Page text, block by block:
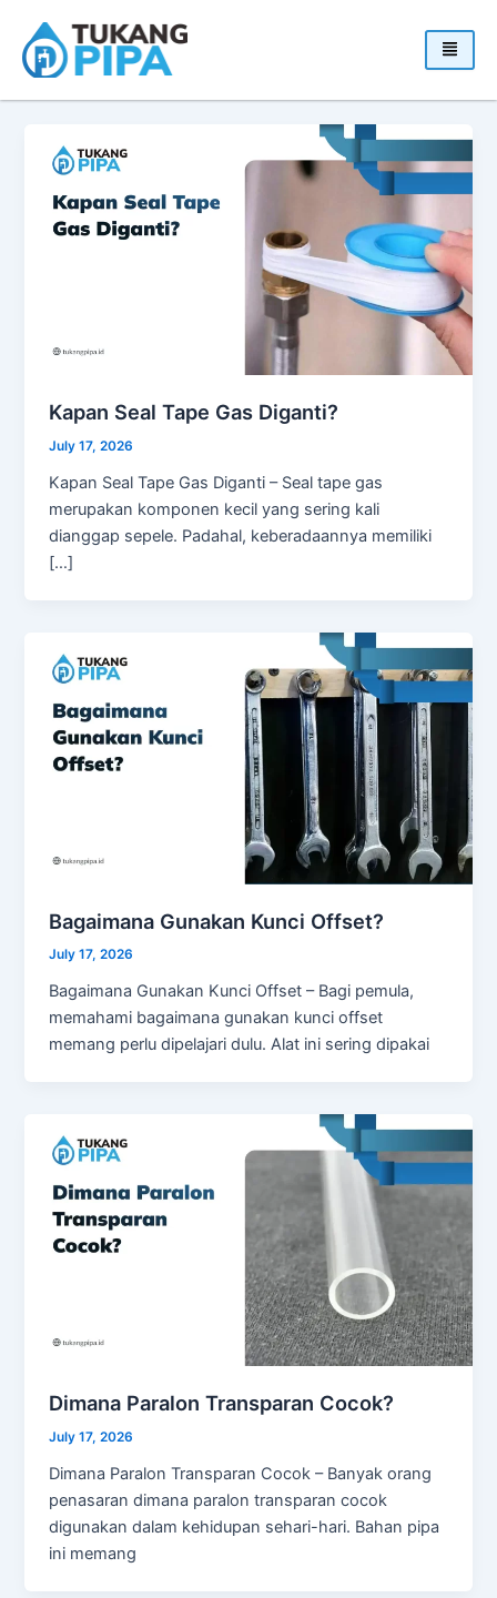
content
Kapan Seal Tape Gas Diganti?
July 17, 2026
Kapan Seal Tape Gas Diganti – Seal tape gas
merupakan komponen kecil yang sering kali
dianggap sepele. Padahal, keberadaannya memiliki
[…]
Bagaimana Gunakan Kunci Offset?
July 17, 2026
Bagaimana Gunakan Kunci Offset – Bagi pemula,
memahami bagaimana gunakan kunci offset
memang perlu dipelajari dulu. Alat ini sering dipakai
Dimana Paralon Transparan Cocok?
July 17, 2026
Dimana Paralon Transparan Cocok – Banyak orang
penasaran dimana paralon transparan cocok
digunakan dalam kehidupan sehari-hari. Bahan pipa
ini memang